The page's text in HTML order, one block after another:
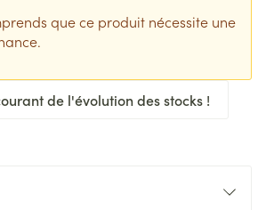
que ce produit nécessite une
de l'évolution des stocks !